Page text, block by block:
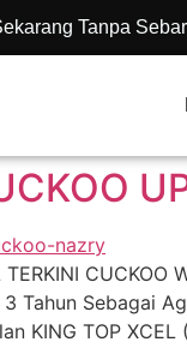
Tanpa
TERKINI
Tahun Sebagai
KING TOP